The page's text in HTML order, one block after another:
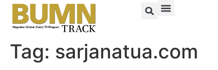
Tag: sarjanatua.com